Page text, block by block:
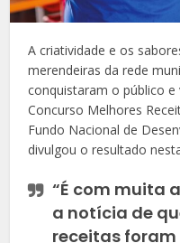
A criatividade e os
merendeiras da rede
conquistaram o público e
Concurso Melhores
Fundo Nacional de
divulgou o resultado
“É com muita
a notícia de
receitas